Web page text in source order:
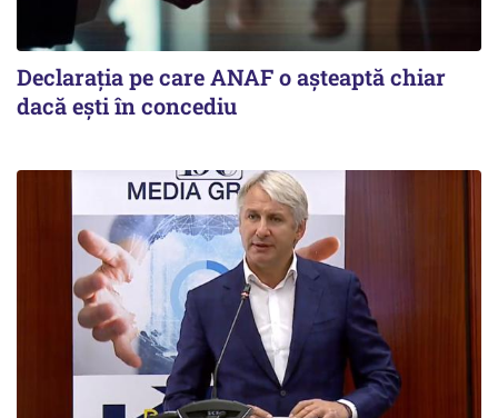
Declarația pe care ANAF o așteaptă chiar
dacă ești în concediu